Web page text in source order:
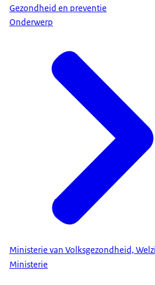
Gezondheid en preventie
Onderwerp
Ministerie van Volksgezondheid,
Ministerie